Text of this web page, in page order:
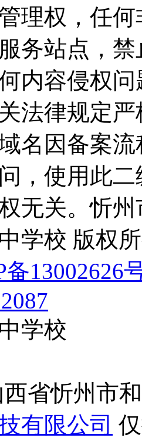
理权，任
务站点，
内容侵权
法律规定
名因备案
，使用此
无关。忻州
学校 版权
备13002626
学校
省忻州市
有限公司